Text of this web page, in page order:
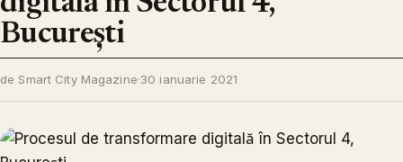
București
de Smart City Magazine·30 ianuarie 2021